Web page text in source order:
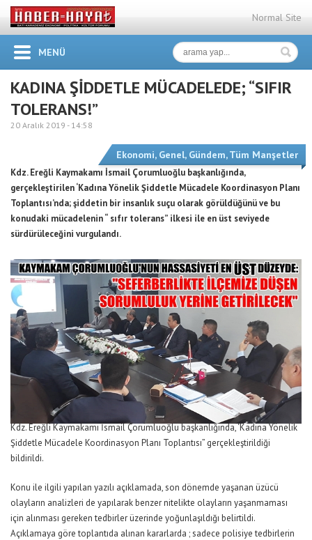
Normal Site
MENÜ
KADINA ŞİDDETLE MÜCADELEDE; “SIFIR
TOLERANS!”
20 Aralık 2019 - 14:58
Ekonomi, Genel, Gündem,Tüm Manşetler
Kdz. Ereğli Kaymakamı İsmail Çorumluoğlu başkanlığında,
gerçekleştirilen ‘Kadına Yönelik Şiddetle Mücadele Koordinasyon Planı
Toplantısı’nda; şiddetin bir insanlık suçu olarak görüldüğünü ve bu
konudaki mücadelenin “ sıfır tolerans” ilkesi ile en üst seviyede
sürdürüleceğini vurgulandı.
Kdz. Ereğli Kaymakamı İsmail Çorumluoğlu başkanlığında, ‘Kadına Yönelik
Şiddetle Mücadele Koordinasyon Planı Toplantısı” gerçekleştirildiği
bildirildi.
Konu ile ilgili yapılan yazılı açıklamada, son dönemde yaşanan üzücü
olayların analizleri de yapılarak benzer nitelikte olayların yaşanmaması
için alınması gereken tedbirler üzerinde yoğunlaşıldığı belirtildi.
Açıklamaya göre toplantıda alınan kararlarda ; sadece polisiye tedbirlerin